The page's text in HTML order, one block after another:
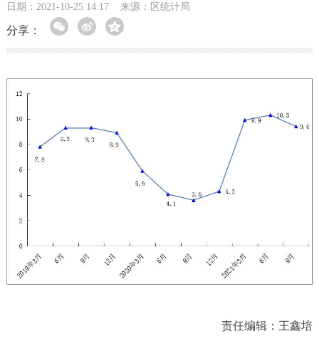
日期：2021-10-25 14:17 来源：区统计局
分享：
责任编辑：王鑫培